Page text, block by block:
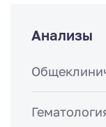
Анализы